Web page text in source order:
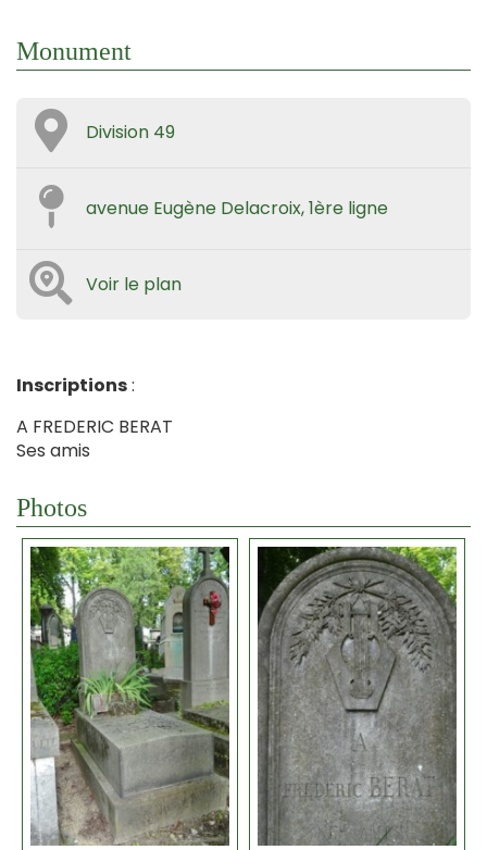
Monument
Division 49
avenue Eugène Delacroix, 1ère ligne
Voir le plan
Inscriptions:
A FREDERIC BERAT
Ses amis
Photos